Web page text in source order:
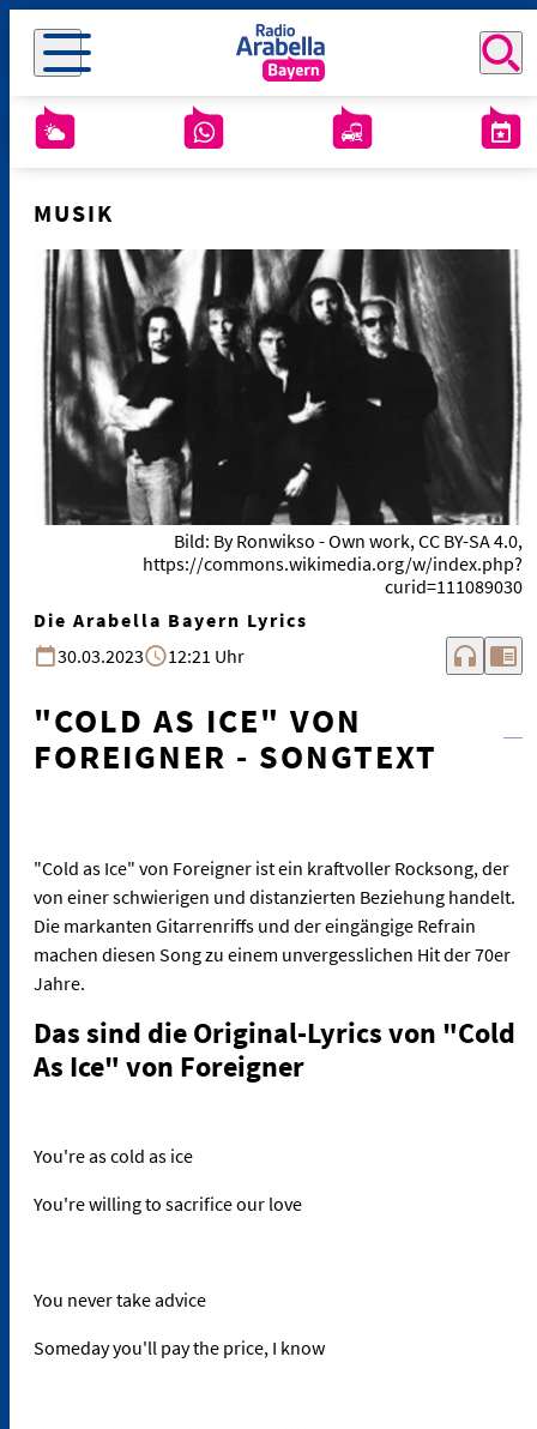
MUSIK
Bild: By Ronwikso - Own work, CC BY-SA 4.0,
https://commons.wikimedia.org/w/index.php?
curid=111089030
Die Arabella Bayern Lyrics
30.03.2023
12:21 Uhr headphones chrome_reader_mode
"COLD AS ICE" VON
FOREIGNER - SONGTEXT
"Cold as Ice" von Foreigner ist ein kraftvoller Rocksong, der
von einer schwierigen und distanzierten Beziehung handelt.
Die markanten Gitarrenriffs und der eingängige Refrain
machen diesen Song zu einem unvergesslichen Hit der 70er
Jahre.
Das sind die Original-Lyrics von "Cold
As Ice" von Foreigner
You're as cold as ice
You're willing to sacrifice our love
You never take advice
Someday you'll pay the price, I know